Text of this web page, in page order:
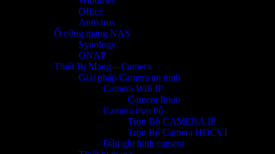
Office
Antivirus
Ổ cứng mạng NAS
Synology
QNAP
Thiết Bị Mạng – Camera
Giải pháp Camera an ninh
Camera Wifi IP
Camera Imou
Camera trọn bộ
Trọn Bộ CAMERA IP
Trọn Bộ Camera HDCVI
Đầu ghi hình camera